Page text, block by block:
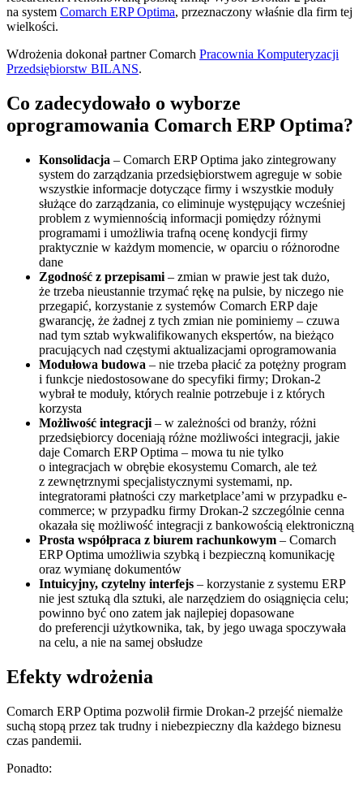
na system Comarch ERP Optima, przeznaczony właśnie dla firm tej
wielkości.
Wdrożenia dokonał partner Comarch Pracownia Komputeryzacji
Przedsiębiorstw BILANS.
Co zadecydowało o wyborze
oprogramowania Comarch ERP Optima?
Konsolidacja – Comarch ERP Optima jako zintegrowany
system do zarządzania przedsiębiorstwem agreguje w sobie
wszystkie informacje dotyczące firmy i wszystkie moduły
służące do zarządzania, co eliminuje występujący wcześniej
problem z wymiennością informacji pomiędzy różnymi
programami i umożliwia trafną ocenę kondycji firmy
praktycznie w każdym momencie, w oparciu o różnorodne
dane
Zgodność z przepisami – zmian w prawie jest tak dużo,
że trzeba nieustannie trzymać rękę na pulsie, by niczego nie
przegapić, korzystanie z systemów Comarch ERP daje
gwarancję, że żadnej z tych zmian nie pominiemy – czuwa
nad tym sztab wykwalifikowanych ekspertów, na bieżąco
pracujących nad częstymi aktualizacjami oprogramowania
Modułowa budowa – nie trzeba płacić za potężny program
i funkcje niedostosowane do specyfiki firmy; Drokan-2
wybrał te moduły, których realnie potrzebuje i z których
korzysta
Możliwość integracji – w zależności od branży, różni
przedsiębiorcy doceniają różne możliwości integracji, jakie
daje Comarch ERP Optima – mowa tu nie tylko
o integracjach w obrębie ekosystemu Comarch, ale też
z zewnętrznymi specjalistycznymi systemami, np.
integratorami płatności czy marketplace’ami w przypadku e-
commerce; w przypadku firmy Drokan-2 szczególnie cenna
okazała się możliwość integracji z bankowością elektroniczną
Prosta współpraca z biurem rachunkowym – Comarch
ERP Optima umożliwia szybką i bezpieczną komunikację
oraz wymianę dokumentów
Intuicyjny, czytelny interfejs – korzystanie z systemu ERP
nie jest sztuką dla sztuki, ale narzędziem do osiągnięcia celu;
powinno być ono zatem jak najlepiej dopasowane
do preferencji użytkownika, tak, by jego uwaga spoczywała
na celu, a nie na samej obsłudze
Efekty wdrożenia
Comarch ERP Optima pozwolił firmie Drokan-2 przejść niemalże
suchą stopą przez tak trudny i niebezpieczny dla każdego biznesu
czas pandemii.
Ponadto: